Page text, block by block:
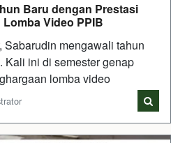
Baru dengan Prestasi
Video PPIB
Sabarudin mengawali tahun
Kali ini di semester genap
lomba video